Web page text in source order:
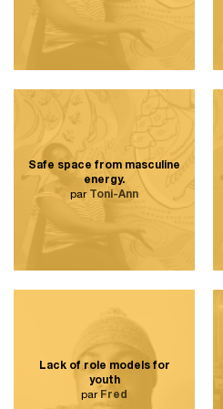
Safe space from masculine
energy.
par Toni-Ann
Lack of role models for
youth
par Fred